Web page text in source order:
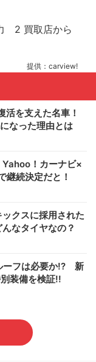
提供：carview!
を支えた名車！
なった理由とは
！カーナビ×
継続決定だと！
クスに採用された
なタイヤなの？
ーフは必要か!? 新
装備を検証!!